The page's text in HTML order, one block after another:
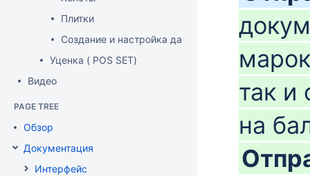
Плитки
Создание и настройка дашборда
Уценка ( POS SET)
Видео
PAGE TREE
Обзор
Документация
Интерфейс
так и
на